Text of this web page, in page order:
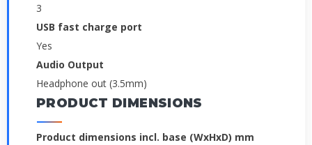
3
USB fast charge port
Yes
Audio Output
Headphone out (3.5mm)
PRODUCT DIMENSIONS
Product dimensions incl. base (WxHxD) mm